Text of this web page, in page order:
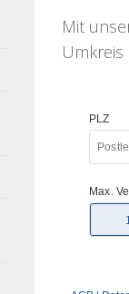
Mit